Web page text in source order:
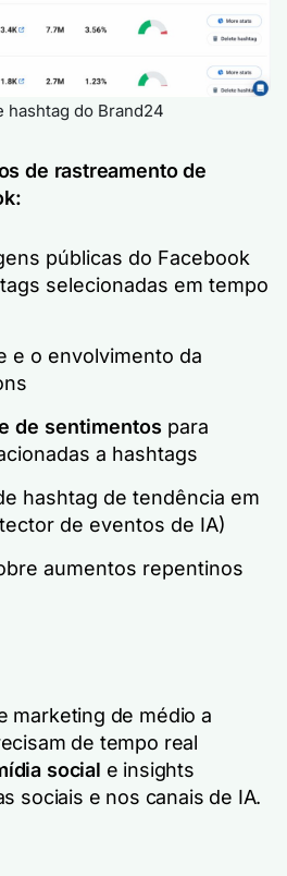
hashtag do Brand24
de rastreamento de
públicas do Facebook
selecionadas em tempo
e o envolvimento da
de sentimentos para
a hashtags
hashtag de tendência em
de eventos de IA)
aumentos repentinos
marketing de médio a
de tempo real
social e insights
sociais e nos canais de IA.